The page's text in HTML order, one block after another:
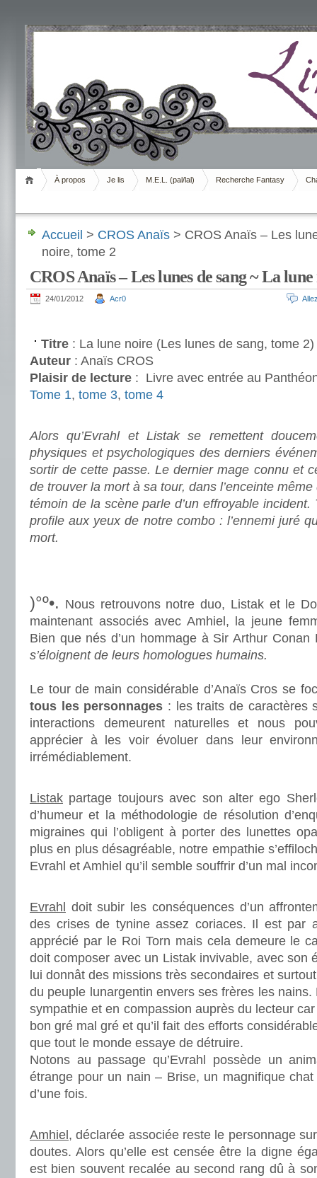
Livrement
À propos Je lis M.E.L. (pal/lal) Recherche Fantasy
Accueil > CROS Anaïs > CROS Anaïs – Les
noire, tome 2
CROS Anaïs – Les lunes de sang ~ La
24/01/2012 Acr0
Titre : La lune noire (Les lunes de sang, tome 2)
Auteur : Anaïs CROS
Plaisir de lecture : Livre avec entrée au
Tome 1, tome 3, tome 4
Alors qu’Evrahl et Listak se remettent
physiques et psychologiques des derniers
sortir de cette passe. Le dernier mage connu et
de trouver la mort à sa tour, dans l’enceinte
témoin de la scène parle d’un effroyable
profile aux yeux de notre combo : l’ennemi juré
mort.
)°º•. Nous retrouvons notre duo, Listak et le
maintenant associés avec Amhiel, la jeune
Bien que nés d’un hommage à Sir Arthur Conan
s’éloignent de leurs homologues humains.
Le tour de main considérable d’Anaïs Cros se
tous les personnages : les traits de caractères
interactions demeurent naturelles et nous
apprécier à les voir évoluer dans leur
irrémédiablement.
Listak partage toujours avec son alter ego
d’humeur et la méthodologie de résolution
migraines qui l’obligent à porter des lunettes
plus en plus désagréable, notre empathie
Evrahl et Amhiel qu’il semble souffrir d’un mal
Evrahl
doit subir les conséquences d’un
des crises de tynine assez coriaces. Il est par
apprécié par le Roi Torn mais cela demeure le
doit composer avec un Listak invivable, avec son
lui donnât des missions très secondaires et
du peuple lunargentin envers ses frères les
sympathie et en compassion auprès du lecteur
bon gré mal gré et qu’il fait des efforts
que tout le monde essaye de détruire.
Notons au passage qu’Evrahl possède un
étrange pour un nain – Brise, un magnifique
d’une fois.
Amhiel , déclarée associée reste le personnage
doutes. Alors qu’elle est censée être la digne
est bien souvent recalée au second rang dû à